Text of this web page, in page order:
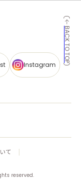
BACK TO TOP
Instagram
て
reserved.